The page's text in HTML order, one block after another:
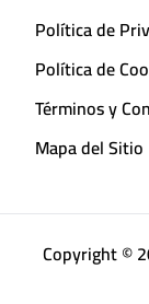
Política de
Política de
Términos y
Mapa del Sitio
Copyright ©